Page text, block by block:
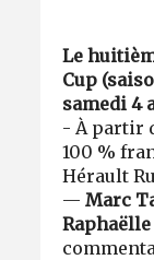
Le
Cup
samedi 4
- À partir
100 %
Hérault
—Marc